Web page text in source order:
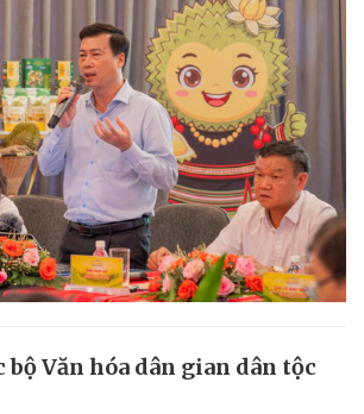
bộ Văn hóa dân gian dân tộc